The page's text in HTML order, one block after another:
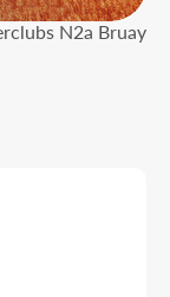
N2a Bruay